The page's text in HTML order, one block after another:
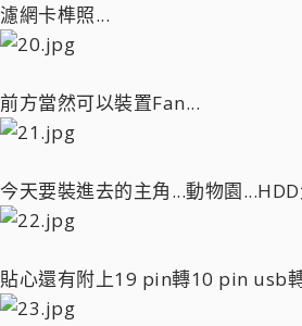
濾網卡榫照...
前方當然可以裝置Fan...
今天要裝進去的主角...動物園
貼心還有附上19 pin轉10 pin usb